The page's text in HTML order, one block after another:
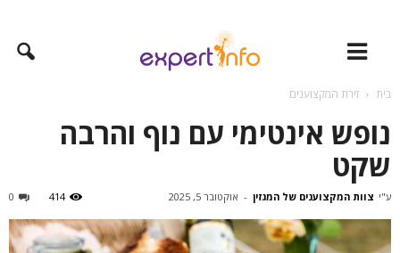
בית זירת המקצוענים
נופש אינטימי עם נוף והרבה
שקט
ע"י צוות המקצוענים של המגזין - אוקטובר 5, 2025 0 414